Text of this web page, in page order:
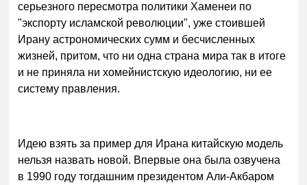
серьезного пересмотра политики Хаменеи по
"экспорту исламской революции", уже стоившей
Ирану астрономических сумм и бесчисленных
жизней, притом, что ни одна страна мира так в итоге
и не приняла ни хомейнистскую идеологию, ни ее
систему правления.
Идею взять за пример для Ирана китайскую модель
нельзя назвать новой. Впервые она была озвучена
в 1990 году тогдашним президентом Али-Акбаром